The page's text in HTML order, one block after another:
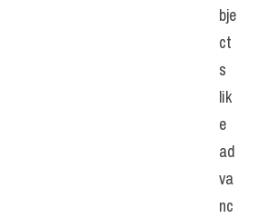
bje
ct
s
lik
e
ad
va
nc